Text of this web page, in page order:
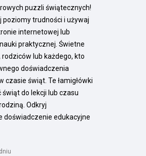
puzzli świątecznych!
poziomy trudności i używaj
internetowej lub
praktycznej. Świetne
rodziców lub każdego, kto
doświadczenia
czasie świąt. Te łamigłówki
do lekcji lub czasu
Odkryj
doświadczenie edukacyjne